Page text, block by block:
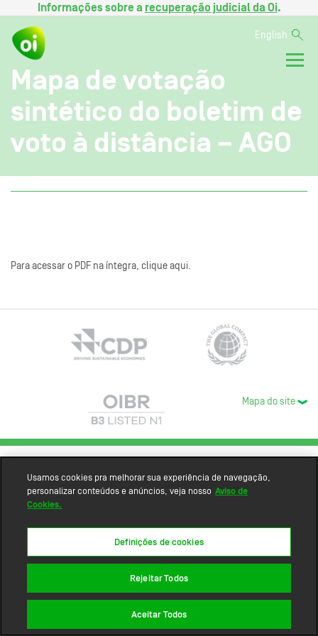
Informações sobre a recuperação judicial da Oi.
English
Mapa de votação
sintético do boletim de
voto à distância – AGO
Para acessar o PDF na íntegra, clique aqui.
Mapa do site
Usamos cookies pra melhorar sua experiência de navegação,
personalizar conteúdos e anúncios, veja nosso Aviso de
Cookies.
Definições de cookies
Rejeitar Todos
Aceitar Todos